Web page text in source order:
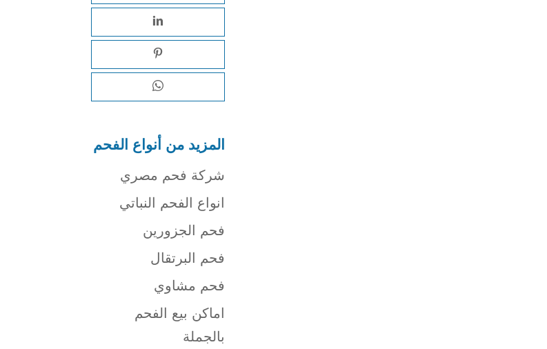
المزيد من أنواع الفحم
شركة فحم مصري
انواع الفحم النباتي
فحم الجزورين
فحم البرتقال
فحم مشاوي
اماكن بيع الفحم
بالجملة